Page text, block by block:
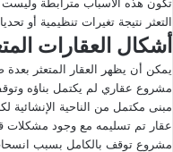
ي
ا
التعثر نتيجة تغيرات تنظيمية أو
أشكال العقارات
يمكن أن يظهر العقار المتعثر
مشروع عقاري لم يكتمل بناؤه
مبنى مكتمل من الناحية الإنشائية
عقار تم تسليمه مع وجود مشكلات
مشروع توقف بالكامل بسبب